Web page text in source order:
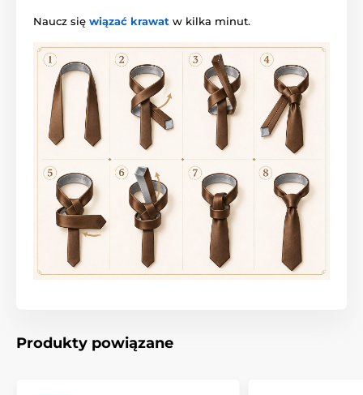
Naucz się wiązać krawat w kilka minut.
Produkty powiązane